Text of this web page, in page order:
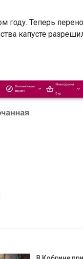
году. Теперь
капусте